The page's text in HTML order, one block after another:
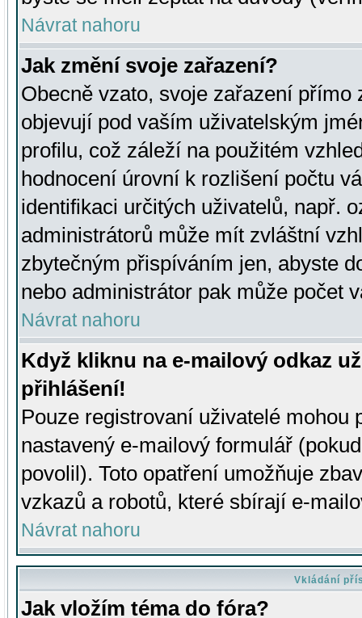
Návrat nahoru
Jak změní svoje zařazení?
Obecně vzato, svoje zařazení přímo
objevují pod vaším uživatelským
profilu, což záleží na použitém
hodnocení úrovní k rozlišení počtu
identifikaci určitých uživatelů, např.
administrátorů může mít zvláštní
zbytečným přispíváním jen, abyste
nebo administrátor pak může počet
Návrat nahoru
Když kliknu na e-mailový odkaz
přihlášení!
Pouze registrovaní uživatelé mohou
nastavený e-mailový formulář
povolil). Toto opatření umožňuje
vzkazů a robotů, které sbírají e-
Návrat nahoru
Vkládání
Jak vložím téma do fóra?